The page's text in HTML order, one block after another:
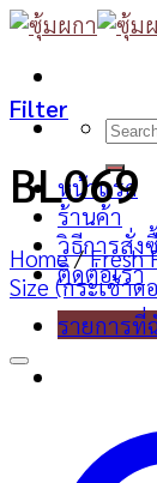
Skip
content
หน้าแรก
ร้านค้า
วิธีการสั่ง
ติดต่อเรา
รายการที่
Filter
BL069
Home / Fresh
Size (กระเช้า